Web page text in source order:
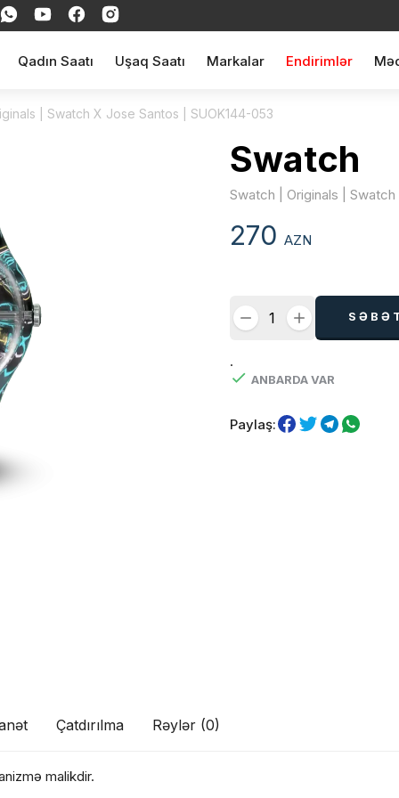
Qadın Saatı Uşaq Saatı Markalar Endirimlər
| Swatch X Jose Santos | SUOK144-053
Swatch
Swatch | Originals |
270 AZN
.
ANBARDA VAR
Paylaş:
Çatdırılma Rəylər (0)
malikdir.